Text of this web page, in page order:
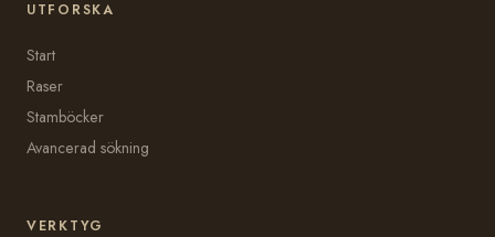
UTFORSKA
Start
Raser
Stamböcker
Avancerad sökning
VERKTYG